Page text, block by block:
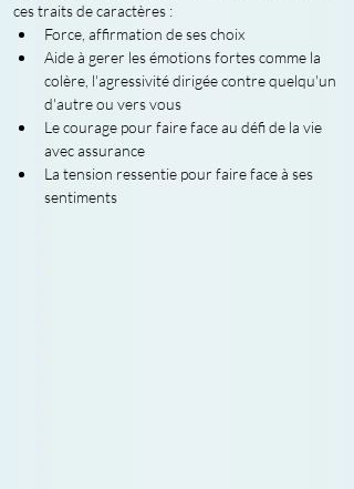
ces traits de caractères :
Force, affirmation de ses choix
Aide à gerer les émotions fortes comme la
colère, l'agressivité dirigée contre quelqu'un
d'autre ou vers vous
Le courage pour faire face au défi de la vie
avec assurance
La tension ressentie pour faire face à ses
sentiments